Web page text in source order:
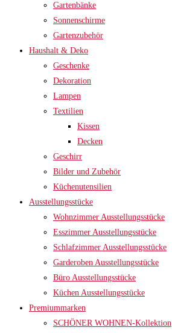
Gartenbänke
Sonnenschirme
Gartenzubehör
Haushalt & Deko
Geschenke
Dekoration
Lampen
Textilien
Kissen
Decken
Geschirr
Bilder und Zubehör
Küchenutensilien
Ausstellungsstücke
Wohnzimmer Ausstellungsstücke
Esszimmer Ausstellungsstücke
Schlafzimmer Ausstellungsstücke
Garderoben Ausstellungsstücke
Büro Ausstellungsstücke
Küchen Ausstellungsstücke
Premiummarken
SCHÖNER WOHNEN-Kollektion